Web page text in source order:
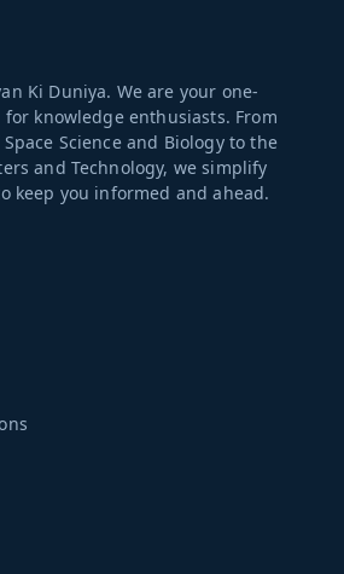
Ki Duniya. We are your one-
knowledge enthusiasts. From
Science and Biology to the
and Technology, we simplify
keep you informed and ahead.